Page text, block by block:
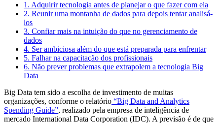
1. Adquirir tecnologia antes de planejar o que fazer com ela
2. Reunir uma montanha de dados para depois tentar analisá-
los
3. Confiar mais na intuição do que no gerenciamento de
dados
4. Ser ambiciosa além do que está preparada para enfrentar
5. Falhar na capacitação dos profissionais
6. Não prever problemas que extrapolem a tecnologia Big
Data
Big Data tem sido a escolha de investimento de muitas
organizações, conforme o relatório “Big Data and Analytics
Spending Guide”, realizado pela empresa de inteligência de
mercado International Data Corporation (IDC). A previsão é de que